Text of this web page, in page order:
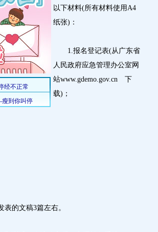
以下材料(所有材料使用A4
纸张)：
1.报名登记表(从广东省
人民政府应急管理办公室网
站www.gdemo.gov.cn 下
载)；
的文稿3篇左右。